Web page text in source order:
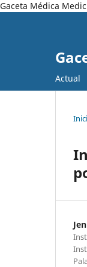
Gaceta Médica
Actual